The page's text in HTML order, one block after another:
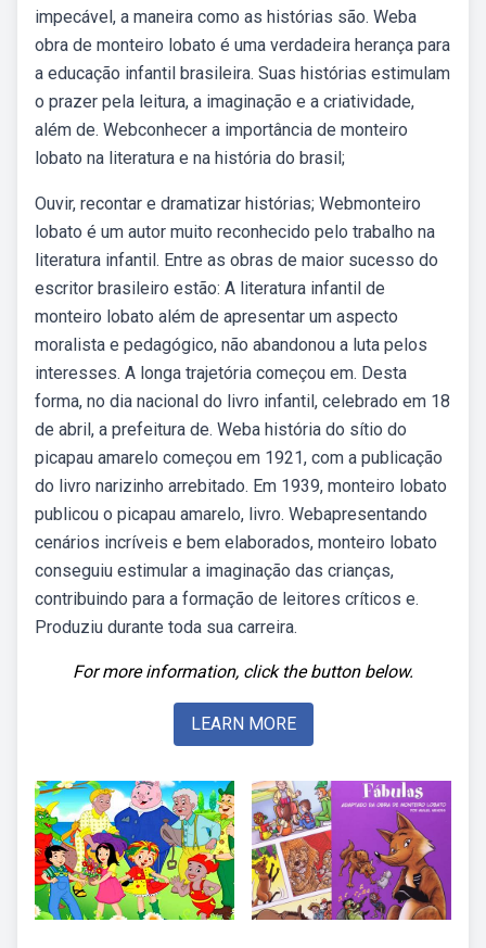
impecável, a maneira como as histórias são. Weba
obra de monteiro lobato é uma verdadeira herança para
a educação infantil brasileira. Suas histórias estimulam
o prazer pela leitura, a imaginação e a criatividade,
além de. Webconhecer a importância de monteiro
lobato na literatura e na história do brasil;
Ouvir, recontar e dramatizar histórias; Webmonteiro
lobato é um autor muito reconhecido pelo trabalho na
literatura infantil. Entre as obras de maior sucesso do
escritor brasileiro estão: A literatura infantil de
monteiro lobato além de apresentar um aspecto
moralista e pedagógico, não abandonou a luta pelos
interesses. A longa trajetória começou em. Desta
forma, no dia nacional do livro infantil, celebrado em 18
de abril, a prefeitura de. Weba história do sítio do
picapau amarelo começou em 1921, com a publicação
do livro narizinho arrebitado. Em 1939, monteiro lobato
publicou o picapau amarelo, livro. Webapresentando
cenários incríveis e bem elaborados, monteiro lobato
conseguiu estimular a imaginação das crianças,
contribuindo para a formação de leitores críticos e.
Produziu durante toda sua carreira.
For more information, click the button below.
LEARN MORE